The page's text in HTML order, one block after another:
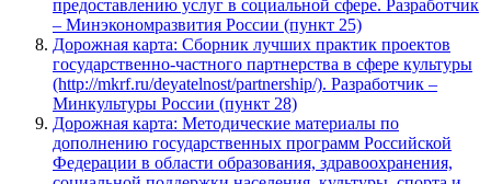
предоставлению услуг в социальной сфере. Разработчик
– Минэкономразвития России (пункт 25)
Дорожная карта: Сборник лучших практик проектов
государственно-частного партнерства в сфере культуры
(http://mkrf.ru/deyatelnost/partnership/). Разработчик –
Минкультуры России (пункт 28)
Дорожная карта: Методические материалы по
дополнению государственных программ Российской
Федерации в области образования, здравоохранения,